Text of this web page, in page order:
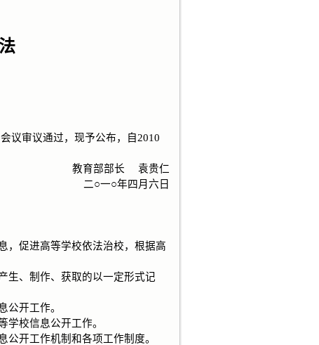
议审议通过，现予公布，自2010
教育部部长 袁贵仁
二○一○年四月六日
促进高等学校依法治校，根据高
、制作、获取的以一定形式记
开工作。
校信息公开工作。
开工作机制和各项工作制度。